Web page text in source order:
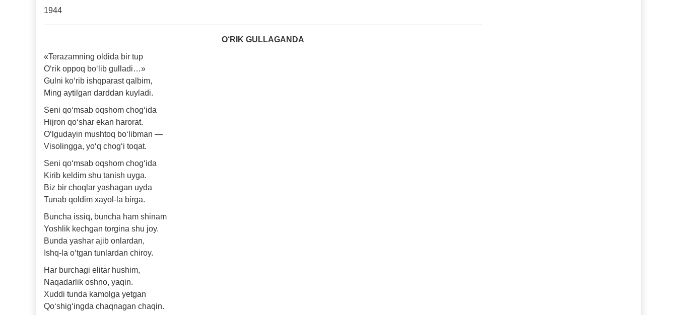
1944
O‘RIK GULLAGANDA
«Terazamning oldida bir tup
O‘rik oppoq bo‘lib gulladi…»
Gulni ko‘rib ishqparast qalbim,
Ming aytilgan darddan kuyladi.
Seni qo‘msab oqshom chog‘ida
Hijron qo‘shar ekan harorat.
O‘lgudayin mushtoq bo‘libman —
Visolingga, yo‘q chog‘i toqat.
Seni qo‘msab oqshom chog‘ida
Kirib keldim shu tanish uyga.
Biz bir choqlar yashagan uyda
Tunab qoldim xayol-la birga.
Buncha issiq, buncha ham shinam
Yoshlik kechgan torgina shu joy.
Bunda yashar ajib onlardan,
Ishq-la o‘tgan tunlardan chiroy.
Har burchagi elitar hushim,
Naqadarlik oshno, yaqin.
Xuddi tunda kamolga yetgan
Qo‘shig‘ingda chaqnagan chaqin.